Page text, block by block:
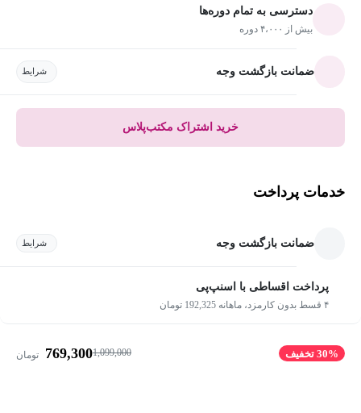
دسترسی به تمام دوره‌ها
بیش از ۴،۰۰۰ دوره
ضمانت بازگشت وجه شرایط
خرید اشتراک مکتب‌پلاس
خدمات پرداخت
ضمانت بازگشت وجه شرایط
پرداخت اقساطی با اسنپ‌پی
۴ قسط بدون کارمزد، ماهانه 192,325 تومان
30% تخفیف 1,099,000
769,300 تومان